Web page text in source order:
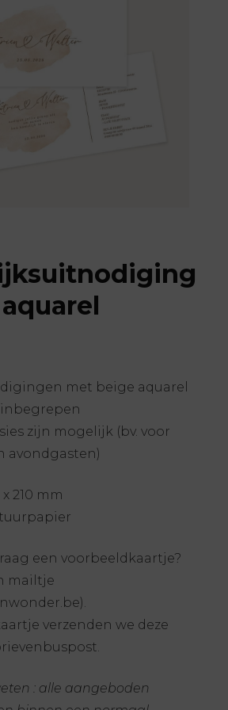
met beige aquarel
zijn mogelijk (bv. voor
avondgasten)
210 mm
een voorbeeldkaartje?
mailtje
verzenden we deze
: alle aangeboden